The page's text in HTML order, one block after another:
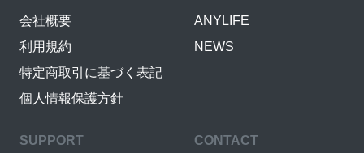
会社概要
利用規約
特定商取引に基づく表記
個人情報保護方針
ANYLIFE
NEWS
SUPPORT CONTACT